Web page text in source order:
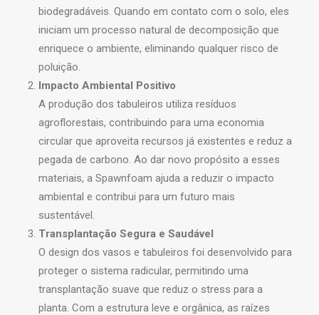
biodegradáveis. Quando em contato com o solo, eles
iniciam um processo natural de decomposição que
enriquece o ambiente, eliminando qualquer risco de
poluição.
Impacto Ambiental Positivo
A produção dos tabuleiros utiliza resíduos
agroflorestais, contribuindo para uma economia
circular que aproveita recursos já existentes e reduz a
pegada de carbono. Ao dar novo propósito a esses
materiais, a Spawnfoam ajuda a reduzir o impacto
ambiental e contribui para um futuro mais
sustentável.
Transplantação Segura e Saudável
O design dos vasos e tabuleiros foi desenvolvido para
proteger o sistema radicular, permitindo uma
transplantação suave que reduz o stress para a
planta. Com a estrutura leve e orgânica, as raízes